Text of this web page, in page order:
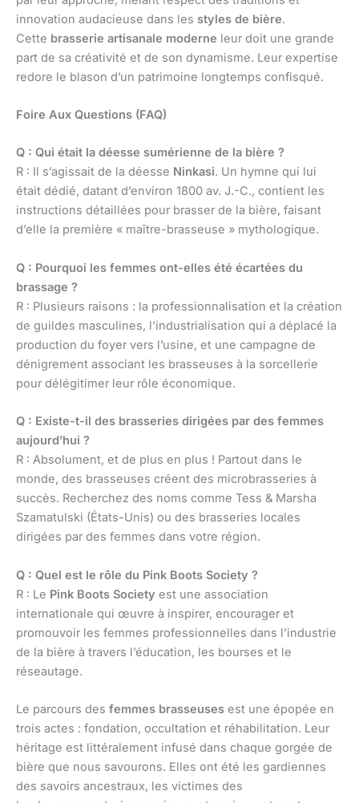
innovation audacieuse dans les styles de bière.
Cette brasserie artisanale moderne leur doit une grande
part de sa créativité et de son dynamisme. Leur expertise
redore le blason d’un patrimoine longtemps confisqué.
Foire Aux Questions (FAQ)
Q : Qui était la déesse sumérienne de la bière ?
R : Il s’agissait de la déesse Ninkasi. Un hymne qui lui
était dédié, datant d’environ 1800 av. J.-C., contient les
instructions détaillées pour brasser de la bière, faisant
d’elle la première « maître-brasseuse » mythologique.
Q : Pourquoi les femmes ont-elles été écartées du
brassage ?
R : Plusieurs raisons : la professionnalisation et la création
de guildes masculines, l’industrialisation qui a déplacé la
production du foyer vers l’usine, et une campagne de
dénigrement associant les brasseuses à la sorcellerie
pour délégitimer leur rôle économique.
Q : Existe-t-il des brasseries dirigées par des femmes
aujourd’hui ?
R : Absolument, et de plus en plus ! Partout dans le
monde, des brasseuses créent des microbrasseries à
succès. Recherchez des noms comme Tess & Marsha
Szamatulski (États-Unis) ou des brasseries locales
dirigées par des femmes dans votre région.
Q : Quel est le rôle du Pink Boots Society ?
R : Le Pink Boots Society est une association
internationale qui œuvre à inspirer, encourager et
promouvoir les femmes professionnelles dans l’industrie
de la bière à travers l’éducation, les bourses et le
réseautage.
Le parcours des femmes brasseuses est une épopée en
trois actes : fondation, occultation et réhabilitation. Leur
héritage est littéralement infusé dans chaque gorgée de
bière que nous savourons. Elles ont été les gardiennes
des savoirs ancestraux, les victimes des